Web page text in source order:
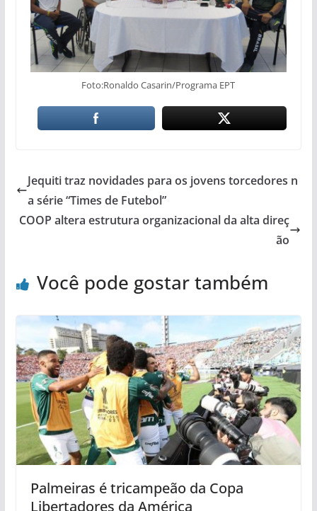
Foto:Ronaldo Casarin/Programa EPT
Jequiti traz novidades para os jovens torcedores n
a série “Times de Futebol”
COOP altera estrutura organizacional da alta direç
ão
Você pode gostar também
Palmeiras é tricampeão da Copa
Libertadores da América